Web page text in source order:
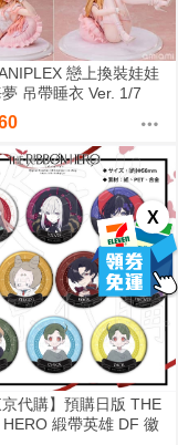
X
戀上換裝娃娃
吊帶睡衣 Ver. 1/7
京代購】預購日版 THE
HERO 緞帶英雄 DF 徽